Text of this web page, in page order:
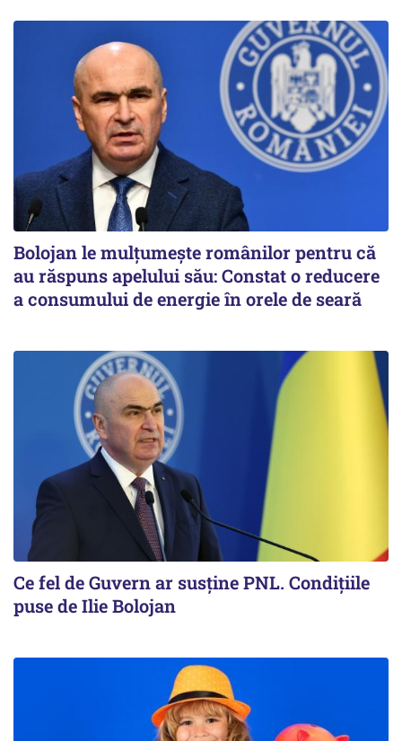
Bolojan le mulțumește românilor pentru că
au răspuns apelului său: Constat o reducere
a consumului de energie în orele de seară
Ce fel de Guvern ar susține PNL. Condițiile
puse de Ilie Bolojan